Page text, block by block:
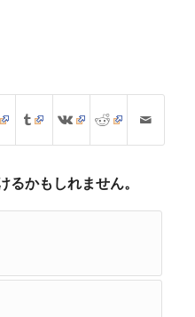
るかもしれません。